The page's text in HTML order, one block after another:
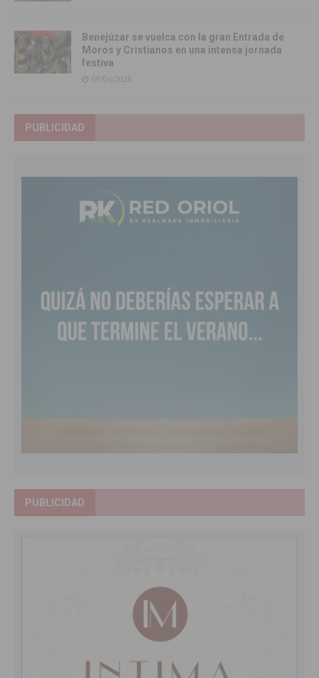
Benejúzar se vuelca con la gran Entrada de
Moros y Cristianos en una intensa jornada
festiva
09/06/2026
PUBLICIDAD
PUBLICIDAD